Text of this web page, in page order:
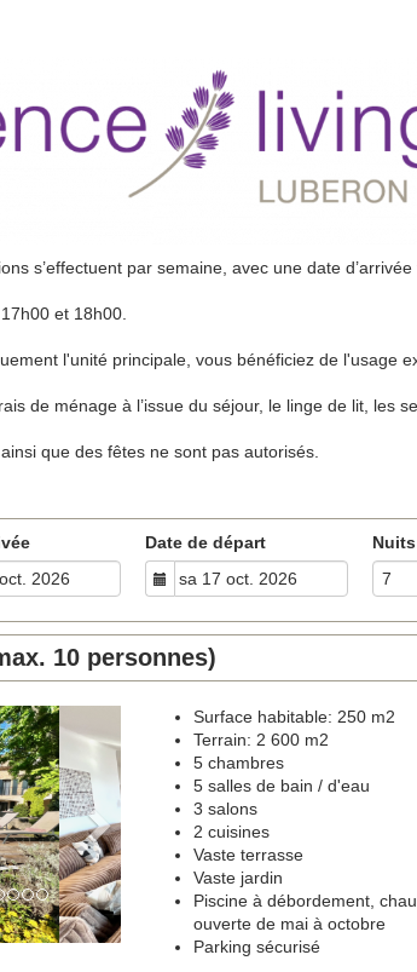
s’effectuent par semaine, avec une date d’arrivée
et 18h00.
l'unité principale, vous bénéficiez de l'usage
de ménage à l’issue du séjour, le linge de lit, les
que des fêtes ne sont pas autorisés.
Date de départ Nuits
10 personnes)
Surface habitable: 250 m2
Terrain: 2 600 m2
5 chambres
5 salles de bain / d'eau
3 salons
2 cuisines
Vaste terrasse
Vaste jardin
Piscine à débordement,
ouverte de mai à octobre
Parking sécurisé